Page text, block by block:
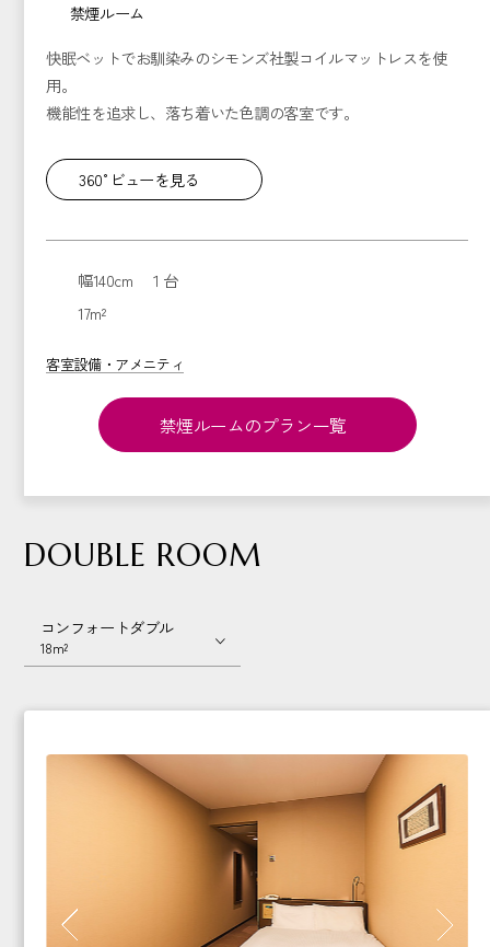
禁煙ルーム
快眠ベットでお馴染みのシモンズ社製コイルマットレスを使
用。
機能性を追求し、落ち着いた色調の客室です。
360°ビューを見る
幅140cm １台
17m²
客室設備・アメニティ
禁煙ルームのプラン一覧
DOUBLE ROOM
コンフォートダブル
18m²